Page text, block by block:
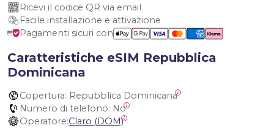
Ricevi il codice QR via email
Facile installazione e attivazione
Pagamenti sicuri con
Caratteristiche eSIM Repubblica
Dominicana
Copertura: Repubblica Dominicana
Numero di telefono: No
Operatore:Claro (DOM)